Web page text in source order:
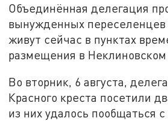
Объединённая делегация
вынужденных
живут сейчас в пунктах
размещения в Неклиновском
Во вторник, 6 августа,
Красного креста посетили
из них удалось пообщаться